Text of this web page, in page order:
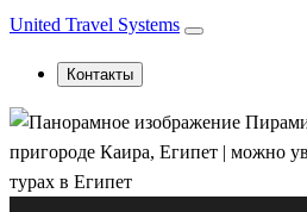
United Travel Systems
Контакты